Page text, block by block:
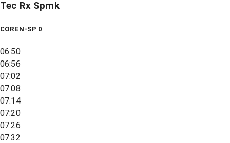
Tec Rx Spmk
COREN-SP 0
06:50
06:56
07:02
07:08
07:14
07:20
07:26
07:32